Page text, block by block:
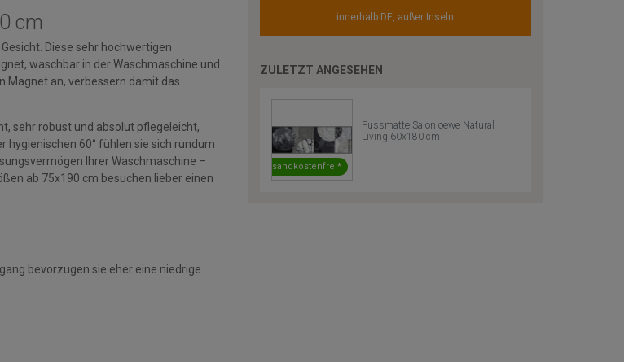
cm
Diese sehr hochwertigen
waschbar in der Waschmaschine und
Magnet an, verbessern damit das
sehr robust und absolut pflegeleicht,
hygienischen 60° fühlen sie sich rundum
Ihrer Waschmaschine –
ab 75x190 cm besuchen lieber einen
bevorzugen sie eher eine niedrige
innerhalb DE, außer Inseln
ZULETZT ANGESEHEN
Versandkostenfrei*
Fussmatte Salonloewe Natural
Living 60x180 cm